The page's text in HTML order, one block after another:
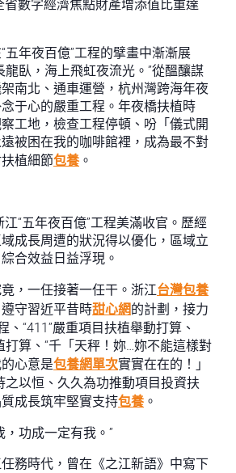
數字經濟焦點財產增添值比重達
五年夜百億”工程的擘畫中漸漸展
龍臥，海上飛虹夜流光。”從醞釀謀
南北、通車運營，杭州灣跨海年夜
于心的嚴重工程。年夜橋扶植時
工地，檢查工程停頓、吩「儀式開
被困在我的咖啡館裡，成為最不對
植細節包養 。
“五年夜百億”工程美滿收官。歷經
成長周遭的狀況得以優化，區域立
合效益日益浮現。
，一任接著一任干。浙江台灣包養
守習近平昔時甜心網的計劃，接力
、“411”嚴重項目扶植舉動打算、
打算、“千「天秤！妳…妳不能這樣對
心意是包養網單次實實在在的！」
之以恒、久久為功推動項目投資扶
成長筑牢堅實支持包養 。
，功成一定有我。”
務時代，曾在《之江新語》中寫下